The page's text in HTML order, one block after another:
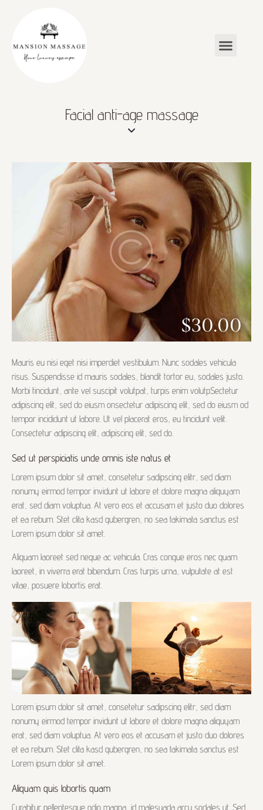
Facial anti-age massage
$30.00
Mauris eu nisi eget nisi imperdiet vestibulum. Nunc sodales vehicula
risus. Suspendisse id mauris sodales, blandit tortor eu, sodales justo.
Morbi tincidunt, ante vel suscipit volutpat, turpis enim volutpSectetur
adipiscing elit, sed do eiusm onsectetur adipiscing elit, sed do eiusm od
tempor incididunt ut labore. Ut vel placerat eros, eu tincidunt velit.
Consectetur adipiscing elit, adipiscing elit, sed do.
Sed ut perspiciatis unde omnis iste natus et
Lorem ipsum dolor sit amet, consetetur sadipscing elitr, sed diam
nonumy eirmod tempor invidunt ut labore et dolore magna aliquyam
erat, sed diam voluptua. At vero eos et accusam et justo duo dolores
et ea rebum. Stet clita kasd gubergren, no sea takimata sanctus est
Lorem ipsum dolor sit amet.
Aliquam laoreet sed neque ac vehicula. Cras congue eros nec quam
laoreet, in viverra erat bibendum. Cras turpis urna, vulputate at est
vitae, posuere lobortis erat.
Lorem ipsum dolor sit amet, consetetur sadipscing elitr, sed diam
nonumy eirmod tempor invidunt ut labore et dolore magna aliquyam
erat, sed diam voluptua. At vero eos et accusam et justo duo dolores
et ea rebum. Stet clita kasd gubergren, no sea takimata sanctus est
Lorem ipsum dolor sit amet.
Aliquam quis lobortis quam
Curabitur pellentesque odio magna, id malesuada arcu sodales ut. Sed